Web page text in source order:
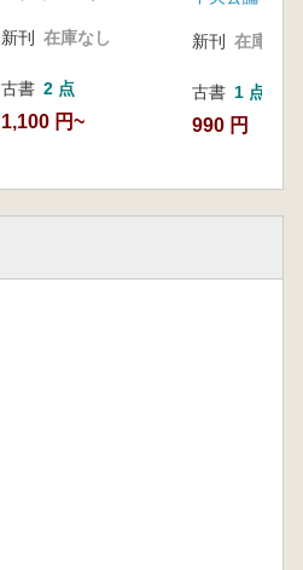
新刊 在庫なし
古書 2 点
1,100 円~
新刊 在庫なし
古書 1 点
990 円